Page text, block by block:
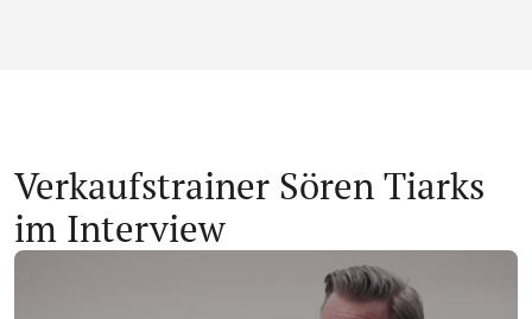
Verkaufstrainer Sören Tiarks
im Interview